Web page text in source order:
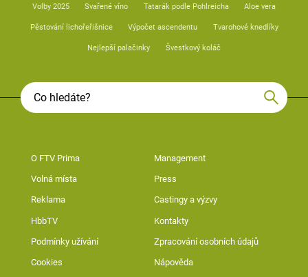
Volby 2025 Svařené víno Tatarák podle Pohlreicha Aloe vera
Pěstování lichořeřišnice Výpočet ascendentu Tvarohové knedlíky
Nejlepší palačinky Švestkový koláč
O FTV Prima Management
Volná místa Press
Reklama Castingy a výzvy
HbbTV Kontakty
Podmínky užívání Zpracování osobních údajů
Cookies Nápověda